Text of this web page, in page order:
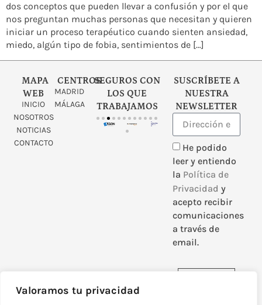
Valoramos tu privacidad
dos conceptos que pueden llevar a confusión y por el que
nos preguntan muchas personas que necesitan y quieren
iniciar un proceso terapéutico cuando sienten ansiedad,
miedo, algún tipo de fobia, sentimientos de […]
MAPA
WEB
INICIO
NOSOTROS
NOTICIAS
CONTACTO
CENTROS
MADRID
MÁLAGA
SEGUROS CON
LOS QUE
TRABAJAMOS
SUSCRÍBETE A
NUESTRA
NEWSLETTER
He podido
leer y entiendo
la Política de
Privacidad y
acepto recibir
comunicaciones
a través de
email.